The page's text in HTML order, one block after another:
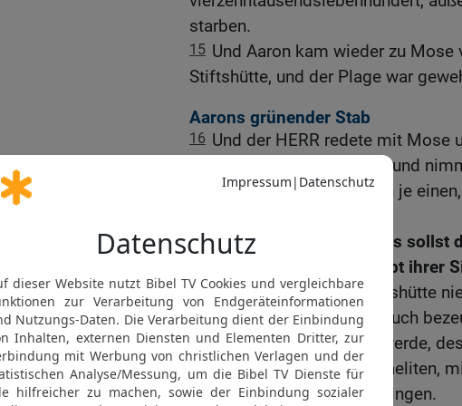
starben.
15 Und Aaron kam wieder zu Mose
Stiftshütte, und der Plage war
Aarons grünender Stab
16 Und der HERR redete mit Mose
Rede mit den Israeliten und
jedem Fürsten ihrer Sippen je
18 Aber den Namen Aarons sollst
Levis. Denn für jedes Haupt ihrer
19 Und lege sie in der Stiftshütte
Zeugnisses, wo ich mich euch
20 Und wen ich erwählen werde,
will ich das Murren der Israeliten,
murren, zum Schweigen bringen.